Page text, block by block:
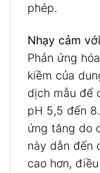
phép.
Nhạy cảm
Phản ứng
kiềm của
dịch mẫu để
pH 5,5 đến
ứng tăng do
này dẫn đến
cao hơn,